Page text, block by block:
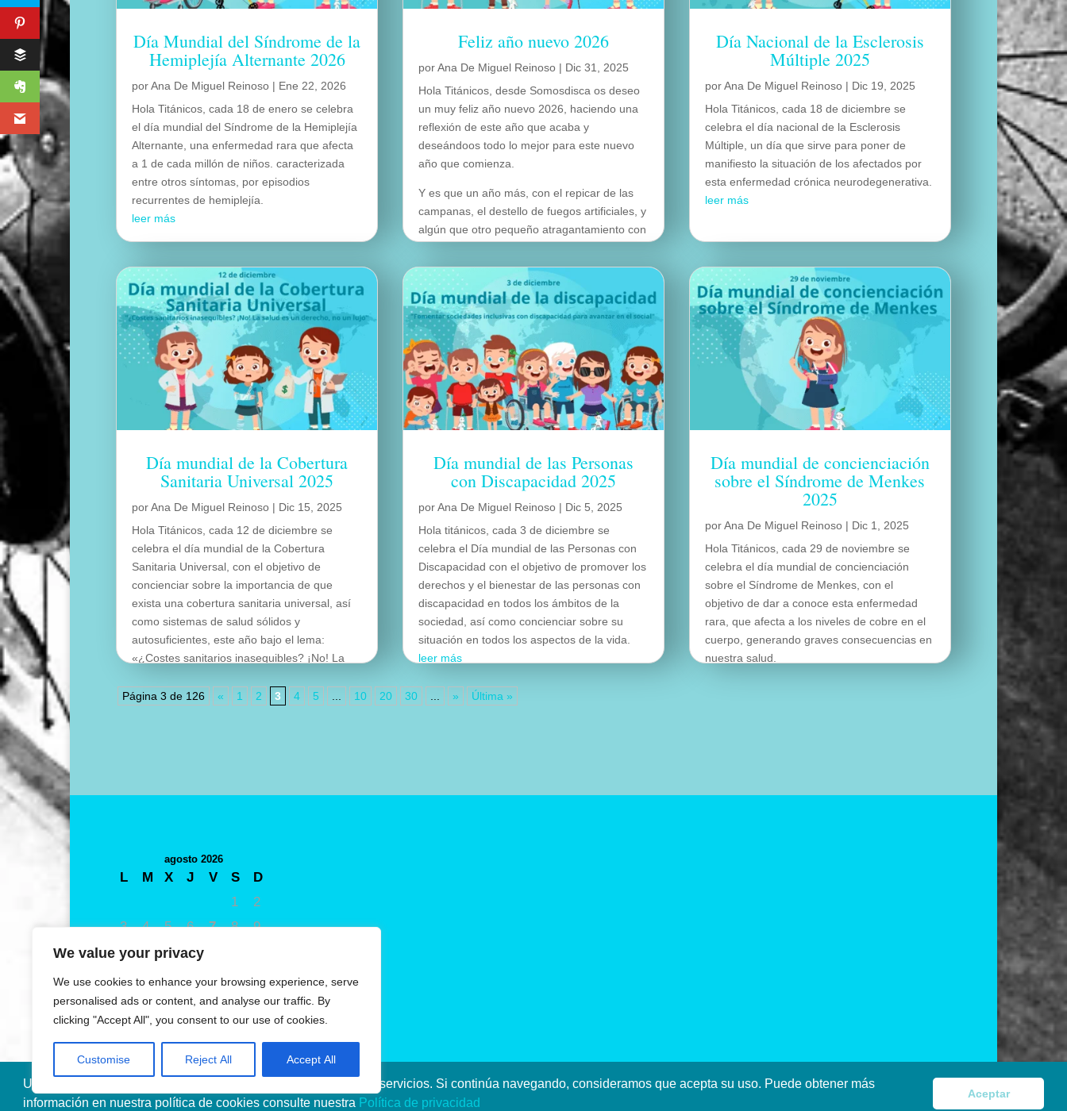
Utilizamos cookies propias y de terceros para mejorar nuestros servicios. Si continúa navegando, consideramos que acepta su uso. Puede obtener más
información en nuestra política de cookies consulte nuestra Política de privacidad
Aceptar
We value your privacy
We use cookies to enhance your browsing experience, serve
personalised ads or content, and analyse our traffic. By
clicking "Accept All", you consent to our use of cookies.
Customise Reject All Accept All
Día Mundial del Síndrome de la
Hemiplejía Alternante 2026
porAna De Miguel Reinoso | Ene 22, 2026
Hola Titánicos, cada 18 de enero se celebra
el día mundial del Síndrome de la Hemiplejía
Alternante, una enfermedad rara que afecta
a 1 de cada millón de niños. caracterizada
entre otros síntomas, por episodios
recurrentes de hemiplejía.
leer más
Día mundial de la Cobertura
Sanitaria Universal 2025
porAna De Miguel Reinoso | Dic 15, 2025
Hola Titánicos, cada 12 de diciembre se
celebra el día mundial de la Cobertura
Sanitaria Universal, con el objetivo de
concienciar sobre la importancia de que
exista una cobertura sanitaria universal, así
como sistemas de salud sólidos y
autosuficientes, este año bajo el lema:
«¿Costes sanitarios inasequibles? ¡No! La
leer más
Feliz año nuevo 2026
porAna De Miguel Reinoso | Dic 31, 2025
Hola Titánicos, desde Somosdisca os deseo
un muy feliz año nuevo 2026, haciendo una
reflexión de este año que acaba y
deseándoos todo lo mejor para este nuevo
año que comienza.
Y es que un año más, con el repicar de las
campanas, el destello de fuegos artificiales, y
algún que otro pequeño atragantamiento con
bienvenida al año nuevo 2026.
leer más
Día mundial de las Personas
con Discapacidad 2025
porAna De Miguel Reinoso | Dic 5, 2025
Hola titánicos, cada 3 de diciembre se
celebra el Día mundial de las Personas con
Discapacidad con el objetivo de promover los
derechos y el bienestar de las personas con
discapacidad en todos los ámbitos de la
sociedad, así como concienciar sobre su
situación en todos los aspectos de la vida.
leer más
Día Nacional de la Esclerosis
Múltiple 2025
porAna De Miguel Reinoso | Dic 19, 2025
Hola Titánicos, cada 18 de diciembre se
celebra el día nacional de la Esclerosis
Múltiple, un día que sirve para poner de
manifiesto la situación de los afectados por
esta enfermedad crónica neurodegenerativa.
leer más
Día mundial de concienciación
sobre el Síndrome de Menkes
2025
porAna De Miguel Reinoso | Dic 1, 2025
Hola Titánicos, cada 29 de noviembre se
celebra el día mundial de concienciación
sobre el Síndrome de Menkes, con el
objetivo de dar a conoce esta enfermedad
rara, que afecta a los niveles de cobre en el
cuerpo, generando graves consecuencias en
nuestra salud.
Página 3 de 126
« 1 2 3 4 5 10 20 30 » Última »
agosto 2026
L M X J V S
D
1
2
3
4 5 6 7 8
9
10 11 12 13
17
21
24 25 26 27 28 29 30
31
« May
Diseñado por Ana de Miguel